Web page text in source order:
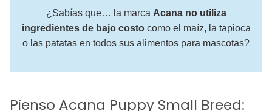
¿Sabías que… la marca Acana no utiliza
ingredientes de bajo costocomo el maíz, la tapioca
o las patatas en todos sus alimentos para mascotas?
Pienso Acana Puppy Small Breed: